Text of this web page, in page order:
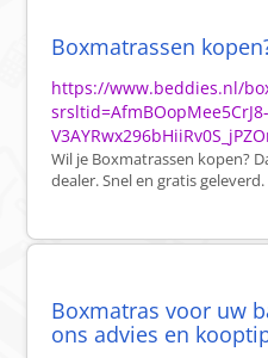
Boxmatrassen
https://www.beddies.nl/
srsltid=AfmBOopMee5CrJ8-
Wil je Boxmatrassen kopen?
dealer. Snel en gratis geleverd.
Boxmatras voor uw
ons advies en